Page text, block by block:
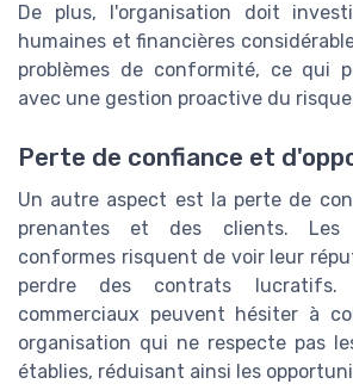
De plus, l'organisation doit
humaines et financières
problèmes de conformité, ce qui
avec une gestion proactive du
Perte de confiance et
Un autre aspect est la perte de
prenantes et des clients. Les
conformes risquent de voir leur
perdre des contrats lucratifs.
commerciaux peuvent hésiter à
organisation qui ne respecte pas
établies, réduisant ainsi les